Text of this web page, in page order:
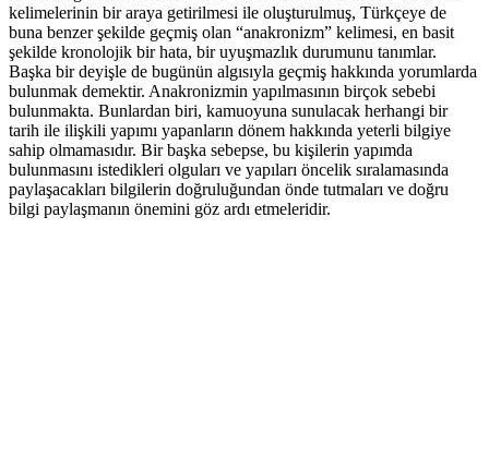
kelimelerinin bir araya getirilmesi ile oluşturulmuş, Türkçeye de
buna benzer şekilde geçmiş olan “anakronizm” kelimesi, en basit
şekilde kronolojik bir hata, bir uyuşmazlık durumunu tanımlar.
Başka bir deyişle de bugünün algısıyla geçmiş hakkında yorumlarda
bulunmak demektir. Anakronizmin yapılmasının birçok sebebi
bulunmakta. Bunlardan biri, kamuoyuna sunulacak herhangi bir
tarih ile ilişkili yapımı yapanların dönem hakkında yeterli bilgiye
sahip olmamasıdır. Bir başka sebepse, bu kişilerin yapımda
bulunmasını istedikleri olguları ve yapıları öncelik sıralamasında
paylaşacakları bilgilerin doğruluğundan önde tutmaları ve doğru
bilgi paylaşmanın önemini göz ardı etmeleridir.